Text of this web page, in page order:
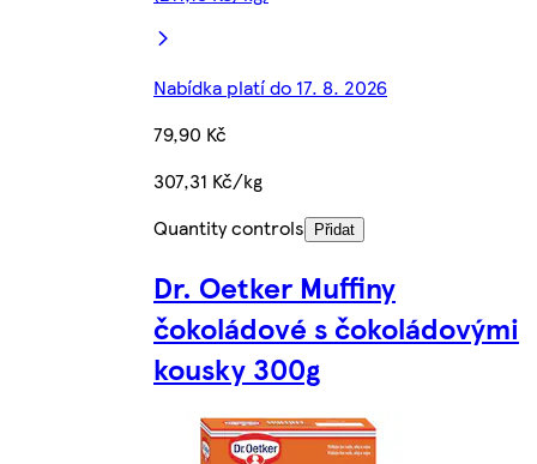
Nabídka platí do 17. 8. 2026
79,90 Kč
307,31 Kč/kg
Quantity controls
Přidat
Dr. Oetker Muffiny
čokoládové s čokoládovými
kousky 300g